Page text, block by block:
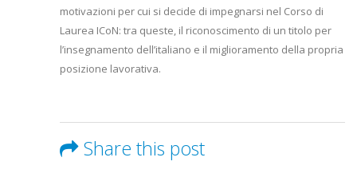
motivazioni per cui si decide di impegnarsi nel Corso di
Laurea ICoN: tra queste, il riconoscimento di un titolo per
l’insegnamento dell’italiano e il miglioramento della propria
posizione lavorativa.
Share this post